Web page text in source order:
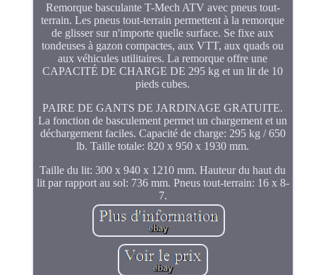
Remorque basculante T-Mech ATV avec pneus tout-
terrain. Les pneus tout-terrain permettent à la remorque
de glisser sur n'importe quelle surface. Se fixe aux
tondeuses à gazon compactes, aux VTT, aux quads ou
aux véhicules utilitaires. La remorque offre une
CAPACITÉ DE CHARGE DE 295 kg et un lit de 10
pieds cubes.
PAIRE DE GANTS DE JARDINAGE GRATUITE.
La fonction de basculement permet un chargement et un
déchargement faciles. Capacité de charge: 295 kg / 650
lb. Taille totale: 820 x 950 x 1930 mm.
Taille du lit: 300 x 940 x 1210 mm. Hauteur du haut du
lit par rapport au sol: 736 mm. Pneus tout-terrain: 16 x 8-
7.